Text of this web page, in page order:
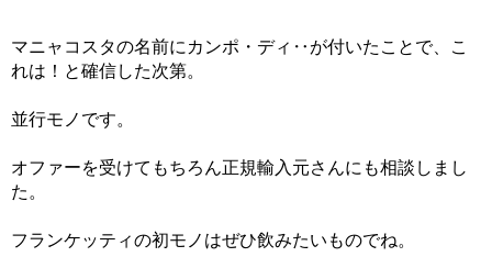
マニャコスタの名前にカンポ・ディ‥が付いたことで、こ
れは！と確信した次第。
並行モノです。
オファーを受けてもちろん正規輸入元さんにも相談しまし
た。
フランケッティの初モノはぜひ飲みたいものでね。